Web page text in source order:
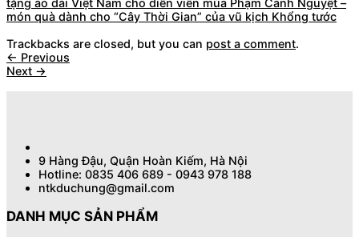
tặng áo dài Việt Nam cho diễn viên múa Phạm Cảnh Nguyệt –
món quà dành cho “Cây Thời Gian” của vũ kịch Khổng tước
Trackbacks are closed, but you can post a comment.
← Previous
Next →
9 Hàng Đậu, Quận Hoàn Kiếm, Hà Nội
Hotline: 0835 406 689 - 0943 978 188
ntkduchung@gmail.com
DANH MỤC SẢN PHẨM